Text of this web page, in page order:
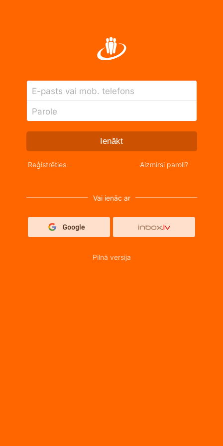
E-pasts vai mob. telefons
Parole
Ienākt
Reģistrēties Aizmirsi paroli?
Vai ienāc ar
Pilnā versija